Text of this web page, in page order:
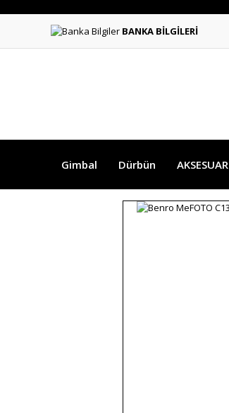
BANKA BİLGİLERİ
Gimbal Dürbün AKSESUAR